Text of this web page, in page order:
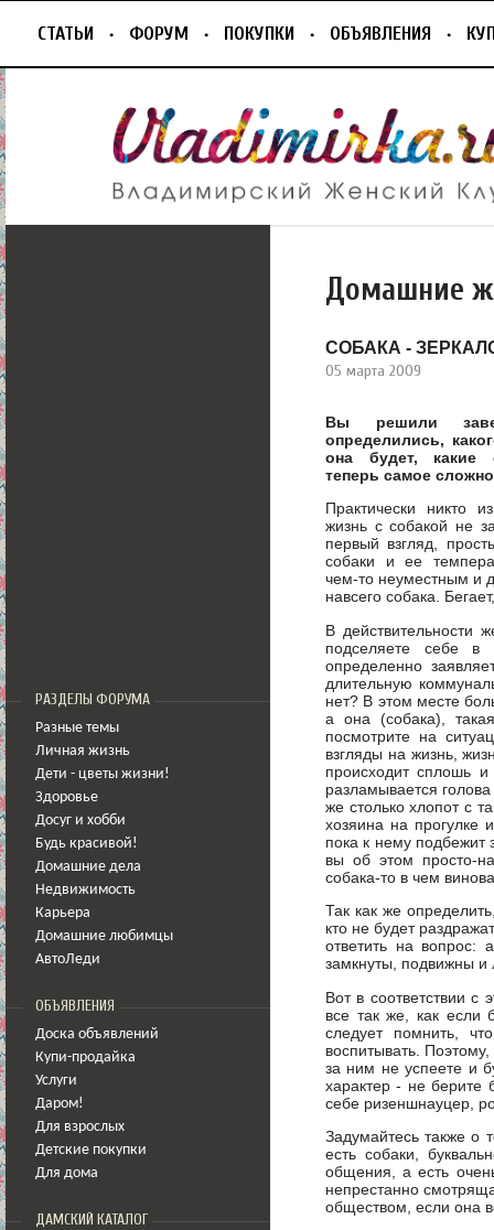
СТАТЬИ ФОРУМ ПОКУПКИ ОБЪЯВЛЕНИЯ
РАЗДЕЛЫ ФОРУМА
Разные темы
Личная жизнь
Дети - цветы жизни!
Здоровье
Досуг и хобби
Будь красивой!
Домашние дела
Недвижимость
Карьера
Домашние любимцы
АвтоЛеди
ОБЪЯВЛЕНИЯ
Доска объявлений
Купи-продайка
Услуги
Даром!
Для взрослых
Детские покупки
Для дома
ДАМСКИЙ КАТАЛОГ
Домашние
СОБАКА -
05 марта 2009
Вы решили
определились,
она будет, какие
теперь самое
Практически никто
жизнь с собакой не
первый взгляд,
собаки и ее
чем-то неуместным и
навсего собака.
В действительности
подселяете себе в
определенно
длительную
нет? В этом месте
а она (собака),
посмотрите на
взгляды на жизнь,
происходит сплошь
разламывается
же столько хлопот с
хозяина на прогулке
пока к нему подбежит
вы об этом просто-
собака-то в чем
Так как же
кто не будет
ответить на вопрос:
замкнуты, подвижны
Вот в соответствии с
все так же, как если
следует помнить,
воспитывать.
за ним не успеете и
характер - не берите
себе ризеншнауцер,
Задумайтесь также о
есть собаки,
общения, а есть
непрестанно
обществом, если она